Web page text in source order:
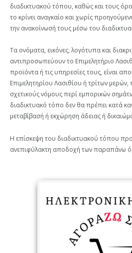
διαδικτυακού τόπου, καθώς και τους
το κρίνει αναγκαίο και χωρίς
την ανακοίνωσή τους μέσω του
Τα ονόματα, εικόνες, λογότυπα και
αντιπροσωπεύουν το Επιμελητήριο
προϊόντα ή τις υπηρεσίες τους, είναι
Επιμελητηρίου Λασιθίου ή τρίτων
σχετικούς νόμους περί εμπορικών
διαδικτυακό τόπο δεν θα πρέπει κατά
μεταβίβασή ή εκχώρηση άδειας ή
Η επίσκεψη του διαδικτυακού τόπου
ανεπιφύλακτη αποδοχή των παραπάνω